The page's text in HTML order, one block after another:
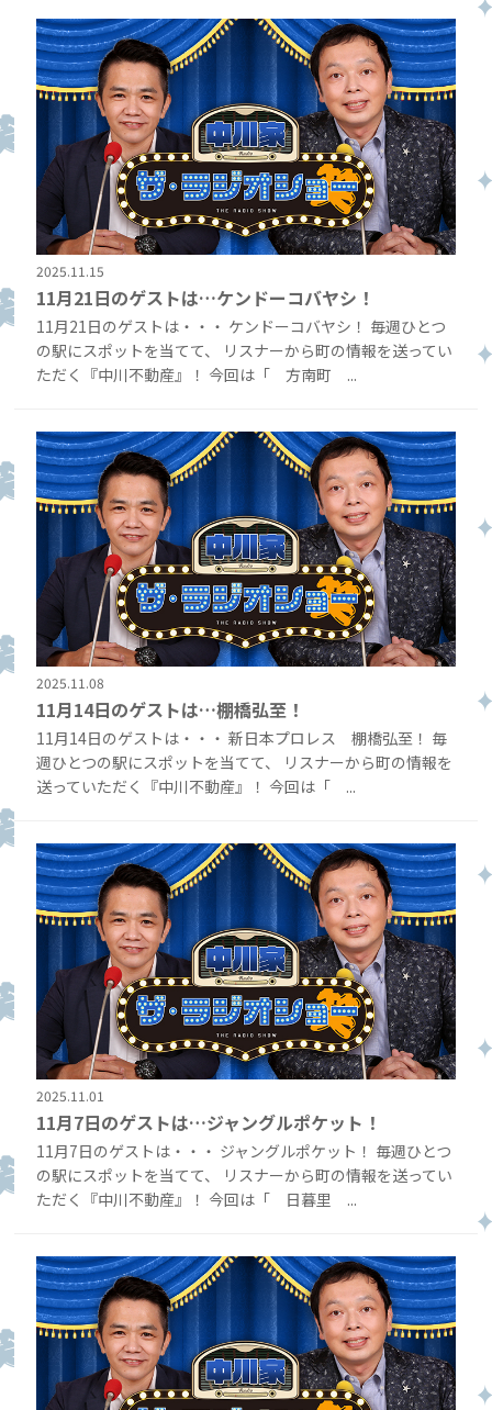
2025.11.15
11月21日のゲストは…ケンドーコバヤシ！
11月21日のゲストは・・・ ケンドーコバヤシ！ 毎週ひとつ
の駅にスポットを当てて、 リスナーから町の情報を送ってい
ただく『中川不動産』！ 今回は「 方南町 ...
2025.11.08
11月14日のゲストは…棚橋弘至！
11月14日のゲストは・・・ 新日本プロレス 棚橋弘至！ 毎
週ひとつの駅にスポットを当てて、 リスナーから町の情報を
送っていただく『中川不動産』！ 今回は「 ...
2025.11.01
11月7日のゲストは…ジャングルポケット！
11月7日のゲストは・・・ ジャングルポケット！ 毎週ひとつ
の駅にスポットを当てて、 リスナーから町の情報を送ってい
ただく『中川不動産』！ 今回は「 日暮里 ...